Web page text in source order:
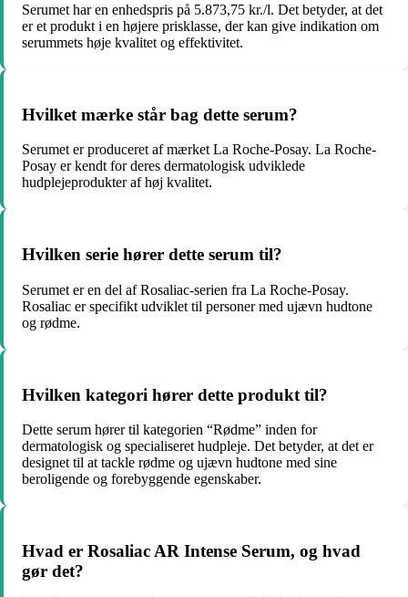
Serumet har en enhedspris på 5.873,75 kr./l. Det betyder, at det
er et produkt i en højere prisklasse, der kan give indikation om
serummets høje kvalitet og effektivitet.
Hvilket mærke står bag dette serum?
Serumet er produceret af mærket La Roche-Posay. La Roche-
Posay er kendt for deres dermatologisk udviklede
hudplejeprodukter af høj kvalitet.
Hvilken serie hører dette serum til?
Serumet er en del af Rosaliac-serien fra La Roche-Posay.
Rosaliac er specifikt udviklet til personer med ujævn hudtone
og rødme.
Hvilken kategori hører dette produkt til?
Dette serum hører til kategorien “Rødme” inden for
dermatologisk og specialiseret hudpleje. Det betyder, at det er
designet til at tackle rødme og ujævn hudtone med sine
beroligende og forebyggende egenskaber.
Hvad er Rosaliac AR Intense Serum, og hvad
gør det?